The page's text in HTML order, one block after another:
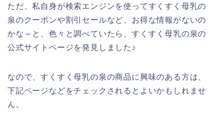
ただ、私自身が検索エンジンを使ってすくすく母乳の
泉のクーポンや割引セールなど、お得な情報がないの
かな～と、色々と調べていたら、すくすく母乳の泉の
公式サイトページを発見しました♪
なので、すくすく母乳の泉の商品に興味のある方は、
下記ページなどをチェックされるとよいかもしれませ
ん。